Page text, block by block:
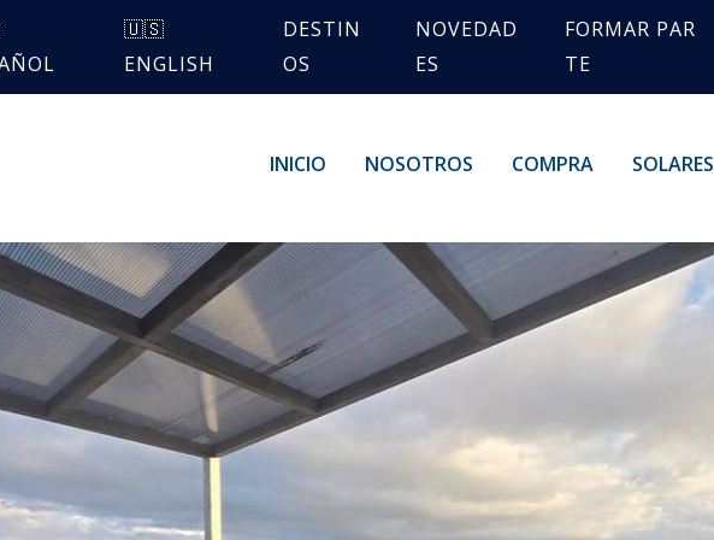
🇺🇸
ENGLISH
DESTIN
OS
NOVEDAD
ES
FORMAR PAR
TE
INICIO NOSOTROS COMPRA SOLARES